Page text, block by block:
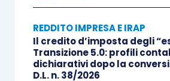
all’esercizio di altra attività
AdE 5/E/2007).
Non sussistono, invece, le
nel caso di “carenze
REDDITO IMPRESA E IRAP
Il credito d’imposta degli
Transizione 5.0: profili
dichiarativi dopo la
D.L. n. 38/2026